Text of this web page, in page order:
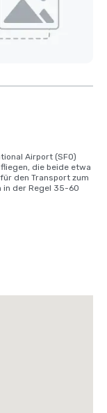
Airport (SFO)
die beide etwa
den Transport zum
in der Regel 35-60
der Bay Area Rapid
Terminal in
Sie an der Station
sich an der Ecke
gegenüber dem
Fahrtzeit beträgt